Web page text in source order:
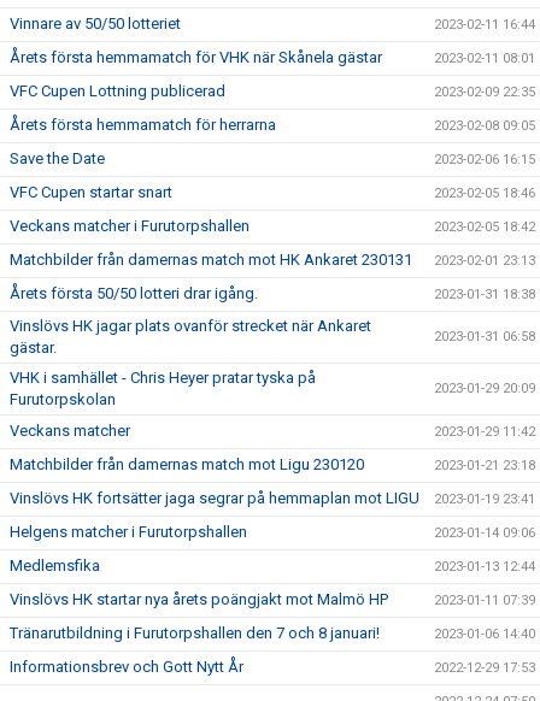
Vinnare av 50/50 lotteriet 2023-02-11 16:44
Årets första hemmamatch för VHK när Skånela gästar 2023-02-11 08:01
VFC Cupen Lottning publicerad 2023-02-09 22:35
Årets första hemmamatch för herrarna 2023-02-08 09:05
Save the Date 2023-02-06 16:15
VFC Cupen startar snart 2023-02-05 18:46
Veckans matcher i Furutorpshallen 2023-02-05 18:42
Matchbilder från damernas match mot HK Ankaret 230131 2023-02-01 23:13
Årets första 50/50 lotteri drar igång. 2023-01-31 18:38
Vinslövs HK jagar plats ovanför strecket när Ankaret
gästar.
2023-01-31 06:58
VHK i samhället - Chris Heyer pratar tyska på
Furutorpskolan
2023-01-29 20:09
Veckans matcher 2023-01-29 11:42
Matchbilder från damernas match mot Ligu 230120 2023-01-21 23:18
Vinslövs HK fortsätter jaga segrar på hemmaplan mot LIGU 2023-01-19 23:41
Helgens matcher i Furutorpshallen 2023-01-14 09:06
Medlemsfika 2023-01-13 12:44
Vinslövs HK startar nya årets poängjakt mot Malmö HP 2023-01-11 07:39
Tränarutbildning i Furutorpshallen den 7 och 8 januari! 2023-01-06 14:40
Informationsbrev och Gott Nytt År 2022-12-29 17:53